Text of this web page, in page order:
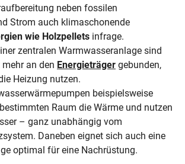
neben fossilen
Strom auch klimaschonende
wie Holzpellets infrage.
zentralen Warmwasseranlage sind
an den Energieträger gebunden,
Heizung nutzen.
beispielsweise
Raum die Wärme und nutzen
– ganz unabhängig vom
Daneben eignet sich auch eine
optimal für eine Nachrüstung.